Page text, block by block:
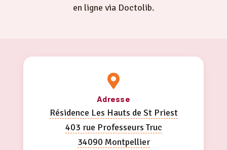
en ligne via Doctolib.
Adresse
Résidence Les Hauts de St Priest
403 rue Professeurs Truc
34090 Montpellier